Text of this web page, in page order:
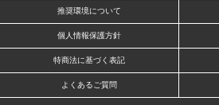
推奨環境について
個人情報保護方針
特商法に基づく表記
よくあるご質問